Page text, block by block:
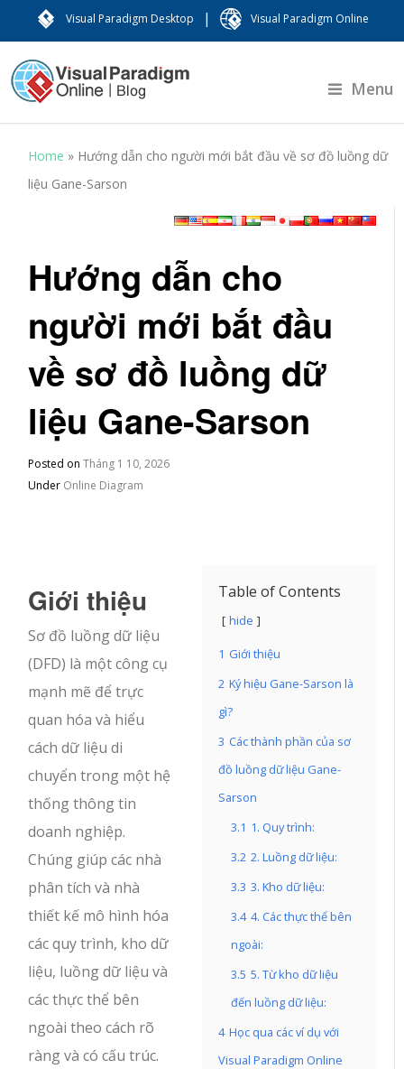
Visual Paradigm Desktop | Visual Paradigm Online
Menu
Home » Hướng dẫn cho người mới bắt đầu về sơ đồ luồng dữ
liệu Gane-Sarson
Hướng dẫn cho
người mới bắt đầu
về sơ đồ luồng dữ
liệu Gane-Sarson
Posted onTháng 1 10, 2026
Under Online Diagram
Table of Contents
hide
1 Giới thiệu
2 Ký hiệu Gane-Sarson là
gì?
3 Các thành phần của sơ
đồ luồng dữ liệu Gane-
Sarson
3.1 1. Quy trình:
3.2 2. Luồng dữ liệu:
3.3 3. Kho dữ liệu:
3.4 4. Các thực thể bên
ngoài:
3.5 5. Từ kho dữ liệu
đến luồng dữ liệu:
4 Học qua các ví dụ với
Visual Paradigm Online
Giới thiệu
Sơ đồ luồng dữ liệu
(DFD) là một công cụ
mạnh mẽ để trực
quan hóa và hiểu
cách dữ liệu di
chuyển trong một hệ
thống thông tin
doanh nghiệp.
Chúng giúp các nhà
phân tích và nhà
thiết kế mô hình hóa
các quy trình, kho dữ
liệu, luồng dữ liệu và
các thực thể bên
ngoài theo cách rõ
ràng và có cấu trúc.